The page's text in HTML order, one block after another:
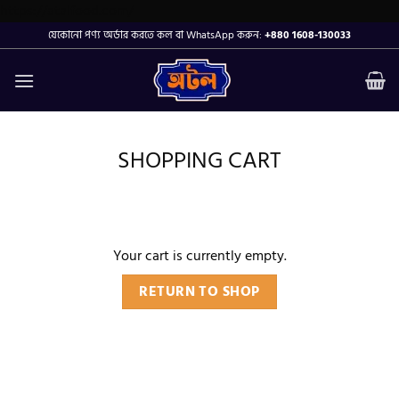
to
content
যেকোনো পণ্য অর্ডার করতে কল বা WhatsApp করুন: +880 1608-130033
SHOPPING CART
Your cart is currently empty.
RETURN TO SHOP